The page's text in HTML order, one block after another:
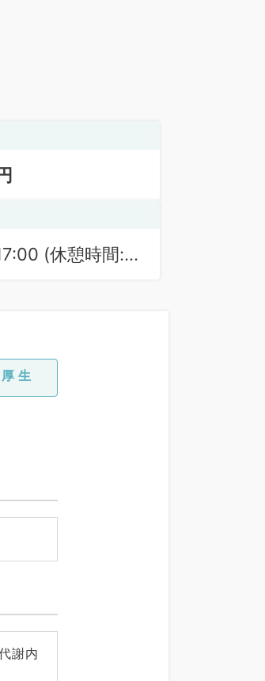
(休憩時間:
生
謝内